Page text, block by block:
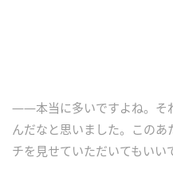
――本当に多いですよね。そ
んだなと思いました。この
チを見せていただいてもいい